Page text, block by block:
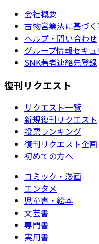
会社概要
古物営業法に基づ
ヘルプ・問い合わせ
グループ情報セキ
SNK著者連絡先登録
復刊リクエスト
リクエスト一覧
新規復刊リクエスト
投票ランキング
復刊リクエスト企画
初めての方へ
コミック・漫画
エンタメ
児童書・絵本
文芸書
専門書
実用書